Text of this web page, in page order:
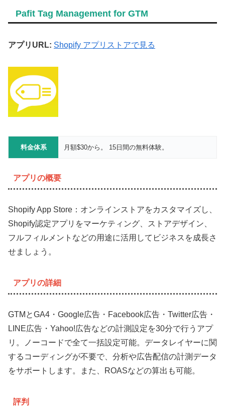
Pafit Tag Management for GTM
アプリURL: Shopify アプリストアで見る
料金体系 月額$30から。 15日間の無料体験。
アプリの概要
Shopify App Store：オンラインストアをカスタマイズし、
Shopify認定アプリをマーケティング、ストアデザイン、
フルフィルメントなどの用途に活用してビジネスを成長さ
せましょう。
アプリの詳細
GTMとGA4・Google広告・Facebook広告・Twitter広告・
LINE広告・Yahoo!広告などの計測設定を30分で行うアプ
リ。ノーコードで全て一括設定可能。データレイヤーに関
するコーディングが不要で、分析や広告配信の計測データ
をサポートします。また、ROASなどの算出も可能。
評判